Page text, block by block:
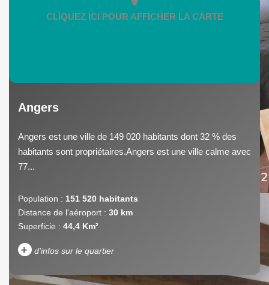
Angers
Angers est une ville de 149 020 habitants dont 32 % des
habitants sont propriétaires.Angers est une ville calme avec
77...
Population : 151 520 habitants
Distance de l'aéroport : 30 km
Superficie : 44,4 Km²
+ d'infos sur le quartier